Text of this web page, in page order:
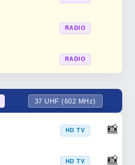
RADIO
RADIO
37 UHF (602 MHz)
HD TV 📸
HD TV 📸